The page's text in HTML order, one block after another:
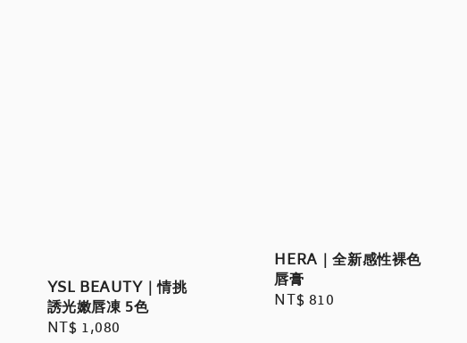
YSL BEAUTY｜情挑
誘光嫩唇凍 5色
Regular
NT$ 1,080
HERA｜全新感性裸色
唇膏
Regular
NT$ 810